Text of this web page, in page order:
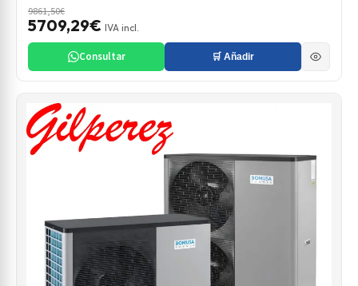
9861,50€
5709,29€ IVA incl.
Consultar 🛒 Añadir